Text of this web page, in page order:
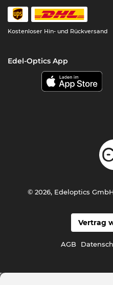
Kostenloser Hin- und Rückversand
Edel-Optics App
Vertrag
AGB
© 2026, Edeloptics